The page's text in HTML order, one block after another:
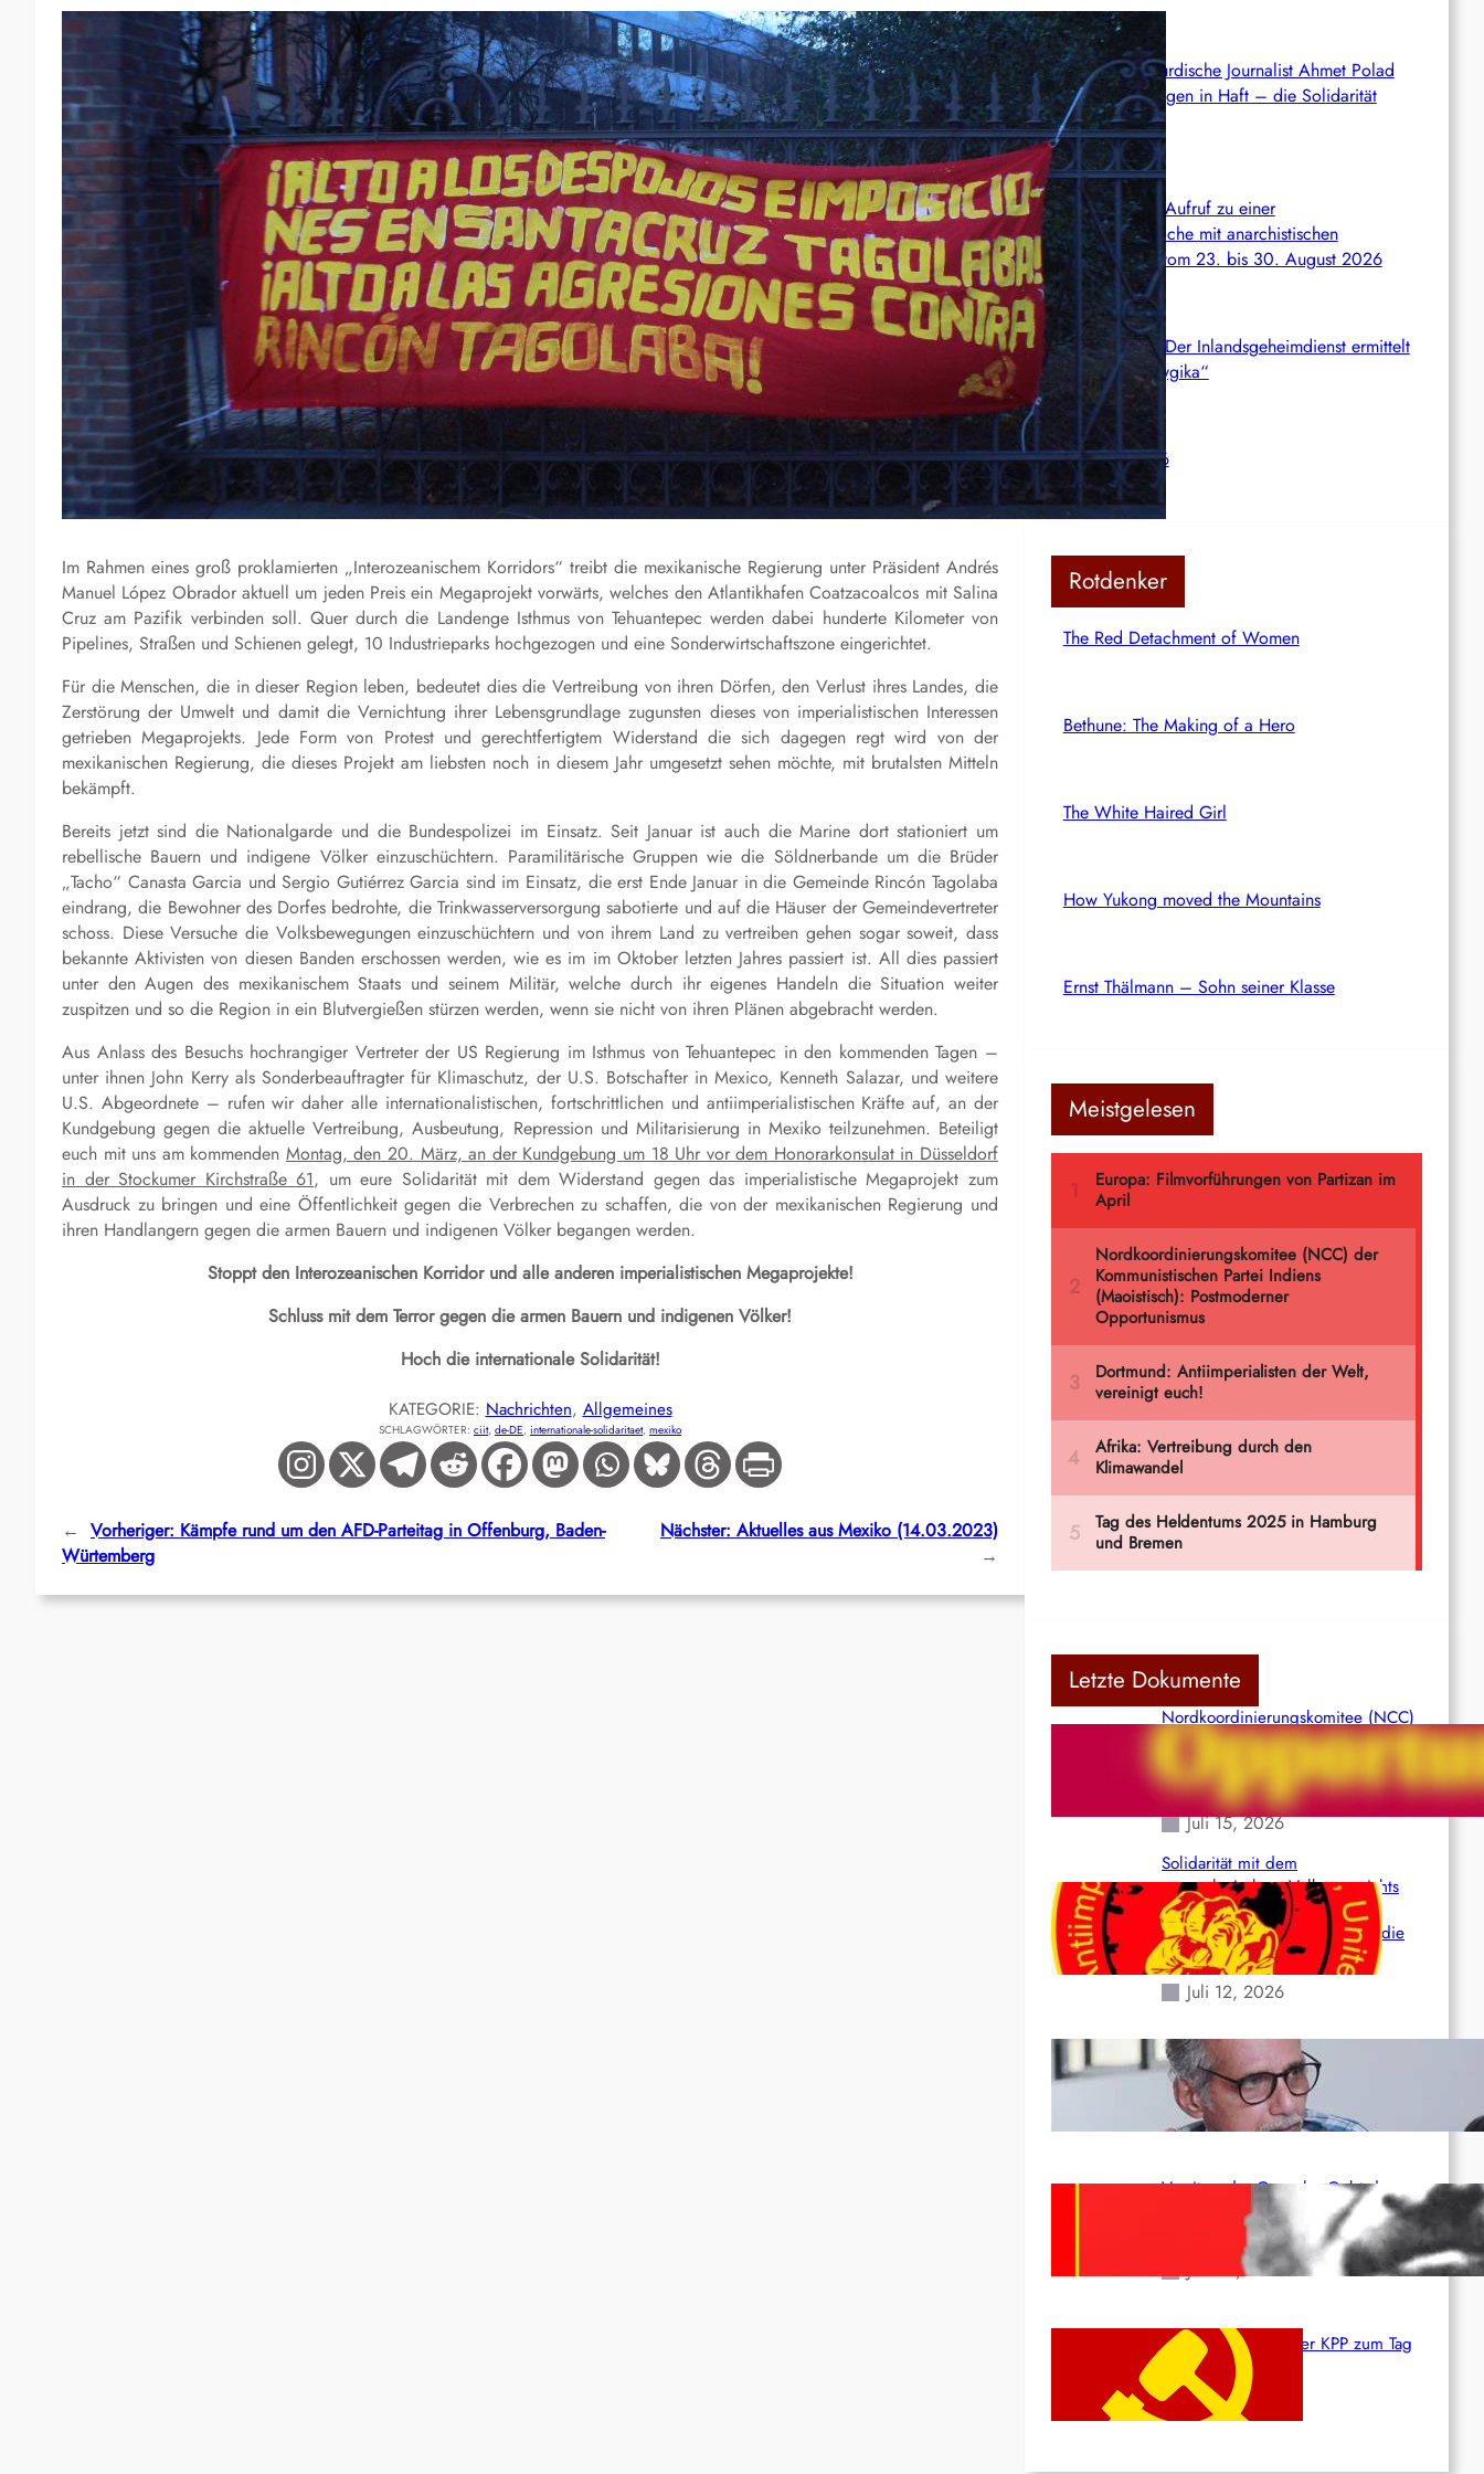
Im Rahmen eines groß proklamierten „Interozeanischem Korridors“ treibt die mexikanische Regierung unter Präsident Andrés
Manuel López Obrador aktuell um jeden Preis ein Megaprojekt vorwärts, welches den Atlantikhafen Coatzacoalcos mit Salina
Cruz am Pazifik verbinden soll. Quer durch die Landenge Isthmus von Tehuantepec werden dabei hunderte Kilometer von
Pipelines, Straßen und Schienen gelegt, 10 Industrieparks hochgezogen und eine Sonderwirtschaftszone eingerichtet.
Für die Menschen, die in dieser Region leben, bedeutet dies die Vertreibung von ihren Dörfen, den Verlust ihres Landes, die
Zerstörung der Umwelt und damit die Vernichtung ihrer Lebensgrundlage zugunsten dieses von imperialistischen Interessen
getrieben Megaprojekts. Jede Form von Protest und gerechtfertigtem Widerstand die sich dagegen regt wird von der
mexikanischen Regierung, die dieses Projekt am liebsten noch in diesem Jahr umgesetzt sehen möchte, mit brutalsten Mitteln
bekämpft.
Bereits jetzt sind die Nationalgarde und die Bundespolizei im Einsatz. Seit Januar ist auch die Marine dort stationiert um
rebellische Bauern und indigene Völker einzuschüchtern. Paramilitärische Gruppen wie die Söldnerbande um die Brüder
„Tacho“ Canasta Garcia und Sergio Gutiérrez Garcia sind im Einsatz, die erst Ende Januar in die Gemeinde Rincón Tagolaba
eindrang, die Bewohner des Dorfes bedrohte, die Trinkwasserversorgung sabotierte und auf die Häuser der Gemeindevertreter
schoss. Diese Versuche die Volksbewegungen einzuschüchtern und von ihrem Land zu vertreiben gehen sogar soweit, dass
bekannte Aktivisten von diesen Banden erschossen werden, wie es im im Oktober letzten Jahres passiert ist. All dies passiert
unter den Augen des mexikanischem Staats und seinem Militär, welche durch ihr eigenes Handeln die Situation weiter
zuspitzen und so die Region in ein Blutvergießen stürzen werden, wenn sie nicht von ihren Plänen abgebracht werden.
Aus Anlass des Besuchs hochrangiger Vertreter der US Regierung im Isthmus von Tehuantepec in den kommenden Tagen –
unter ihnen John Kerry als Sonderbeauftragter für Klimaschutz, der U.S. Botschafter in Mexico, Kenneth Salazar, und weitere
U.S. Abgeordnete – rufen wir daher alle internationalistischen, fortschrittlichen und antiimperialistischen Kräfte auf, an der
Kundgebung gegen die aktuelle Vertreibung, Ausbeutung, Repression und Militarisierung in Mexiko teilzunehmen. Beteiligt
euch mit uns am kommenden Montag, den 20. März, an der Kundgebung um 18 Uhr vor dem Honorarkonsulat in Düsseldorf
in der Stockumer Kirchstraße 61, um eure Solidarität mit dem Widerstand gegen das imperialistische Megaprojekt zum
Ausdruck zu bringen und eine Öffentlichkeit gegen die Verbrechen zu schaffen, die von der mexikanischen Regierung und
ihren Handlangern gegen die armen Bauern und indigenen Völker begangen werden.
Stoppt den Interozeanischen Korridor und alle anderen imperialistischen Megaprojekte!
Schluss mit dem Terror gegen die armen Bauern und indigenen Völker!
Hoch die internationale Solidarität!
KATEGORIE: Nachrichten, Allgemeines
SCHLAGWÖRTER: ciit, de-DE, internationale-solidaritaet, mexiko
← Vorheriger: Kämpfe rund um den AFD-Parteitag in Offenburg, Baden-
Würtemberg
Nächster: Aktuelles aus Mexiko (14.03.2023)
→
Syrien: Der kurdische Journalist Ahmet Polad
ist seit 200 Tagen in Haft – die Solidarität
wächst
International: Aufruf zu einer
Solidaritätswoche mit anarchistischen
Gefangenen vom 23. bis 30. August 2026
Deutschland: Der Inlandsgeheimdienst ermittelt
gegen „Prosfygika“
Rote Post #96
Rotdenker
The Red Detachment of Women
Bethune: The Making of a Hero
The White Haired Girl
How Yukong moved the Mountains
Ernst Thälmann – Sohn seiner Klasse
Meistgelesen
Letzte Dokumente
Nordkoordinierungskomitee (NCC)
der Kommunistischen Partei Indiens
(Maoistisch): Postmoderner
Opportunismus
Juli 15, 2026
Solidarität mit dem
venezolanischem Volk angesichts
der verlorenen Leben und der
katastrophalen Situation durch die
Erdbeben des 24. Juni!
Juli 12, 2026
Indien: „Die Politik der
Kapitulation“ von K. Murali (Ajith)
Juli 1, 2026
Vorsitzender Gonzalo: Gebt das
Leben für die Partei und die
Juni 19, 2026
Beschluss des ZK der KPP zum Tag
des Heldentums
Juni 19, 2026